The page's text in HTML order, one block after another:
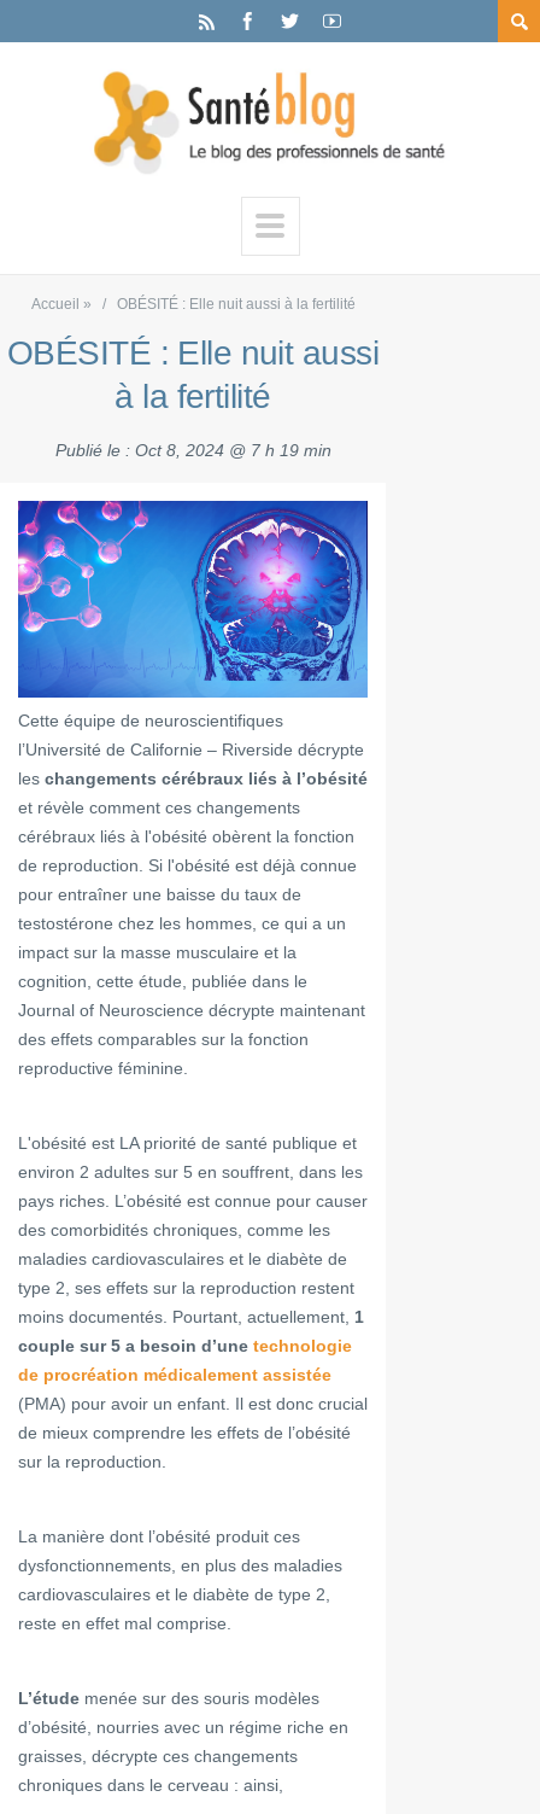
Accueil » OBÉSITÉ : Elle nuit aussi à la fertilité
OBÉSITÉ : Elle nuit aussi
à la fertilité
Publié le : Oct 8, 2024 @ 7 h 19 min
Cette équipe de neuroscientifiques
l’Université de Californie – Riverside décrypte
les changements cérébraux liés à l’obésité
et révèle comment ces changements
cérébraux liés à l'obésité obèrent la fonction
de reproduction. Si l'obésité est déjà connue
pour entraîner une baisse du taux de
testostérone chez les hommes, ce qui a un
impact sur la masse musculaire et la
cognition, cette étude, publiée dans le
Journal of Neuroscience décrypte maintenant
des effets comparables sur la fonction
reproductive féminine.
L'obésité est LA priorité de santé publique et
environ 2 adultes sur 5 en souffrent, dans les
pays riches. L’obésité est connue pour causer
des comorbidités chroniques, comme les
maladies cardiovasculaires et le diabète de
type 2, ses effets sur la reproduction restent
moins documentés. Pourtant, actuellement, 1
couple sur 5 a besoin d’une technologie
de procréation médicalement assistée
(PMA) pour avoir un enfant. Il est donc crucial
de mieux comprendre les effets de l’obésité
sur la reproduction.
La manière dont l’obésité produit ces
dysfonctionnements, en plus des maladies
cardiovasculaires et le diabète de type 2,
reste en effet mal comprise.
L’étude menée sur des souris modèles
d’obésité, nourries avec un régime riche en
graisses, décrypte ces changements
chroniques dans le cerveau : ainsi,